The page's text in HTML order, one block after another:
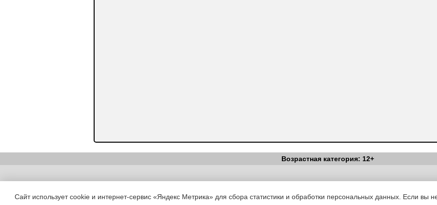
Возрастная категория: 12+
Copyright (c) |Вестник Педагога|Об издании|Условия|Политика
Сайт использует cookie и интернет-сервис «Яндекс Метрика» для сбора статистики и обработки персональных данных. Если вы